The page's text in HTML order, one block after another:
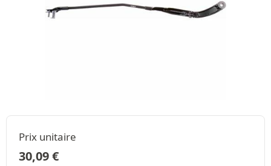
Prix unitaire
30,09€